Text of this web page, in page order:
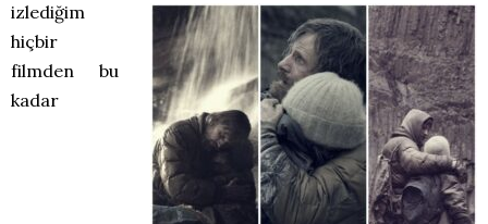
izlediğim
hiçbir
filmden bu
kadar